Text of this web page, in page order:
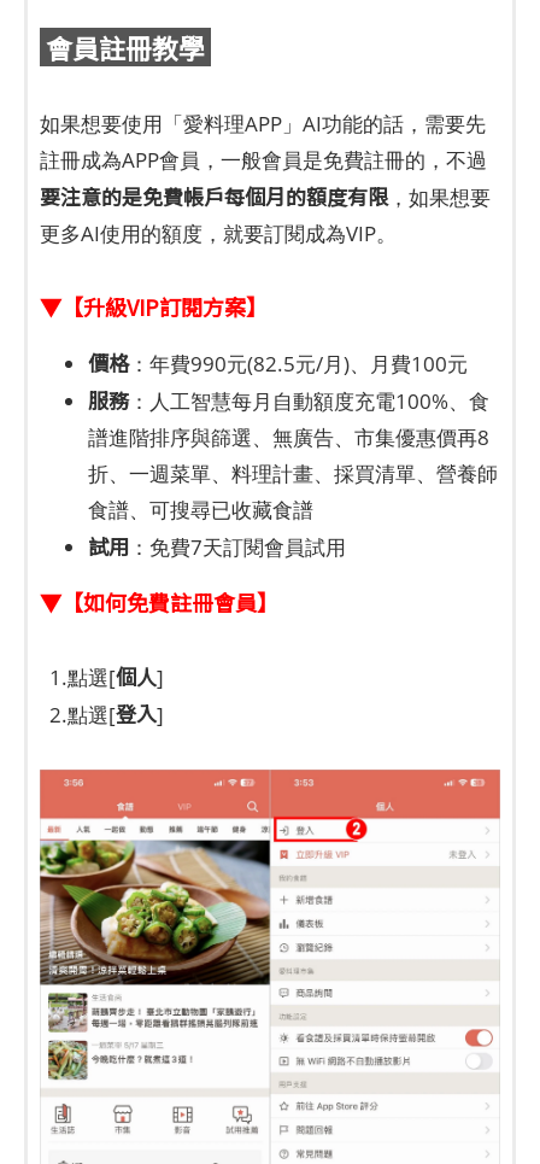
會員註冊教學
如果想要使用「愛料理APP」AI功能的話，需要先
註冊成為APP會員，一般會員是免費註冊的，不過
要注意的是免費帳戶每個月的額度有限，如果想要
更多AI使用的額度，就要訂閱成為VIP。
▼【升級VIP訂閱方案】
價格：年費990元(82.5元/月)、月費100元
服務：人工智慧每月自動額度充電100%、食
譜進階排序與篩選、無廣告、市集優惠價再8
折、一週菜單、料理計畫、採買清單、營養師
食譜、可搜尋已收藏食譜
試用 ：免費7天訂閱會員試用
▼【如何免費註冊會員】
1.點選[個人]
2.點選[登入]